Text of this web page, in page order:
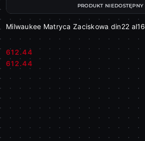
Milwaukee Matryca Zaciskowa din22
Cena:
612.44
Cena:
612.44
PRODUKT NIEDOSTĘPNY